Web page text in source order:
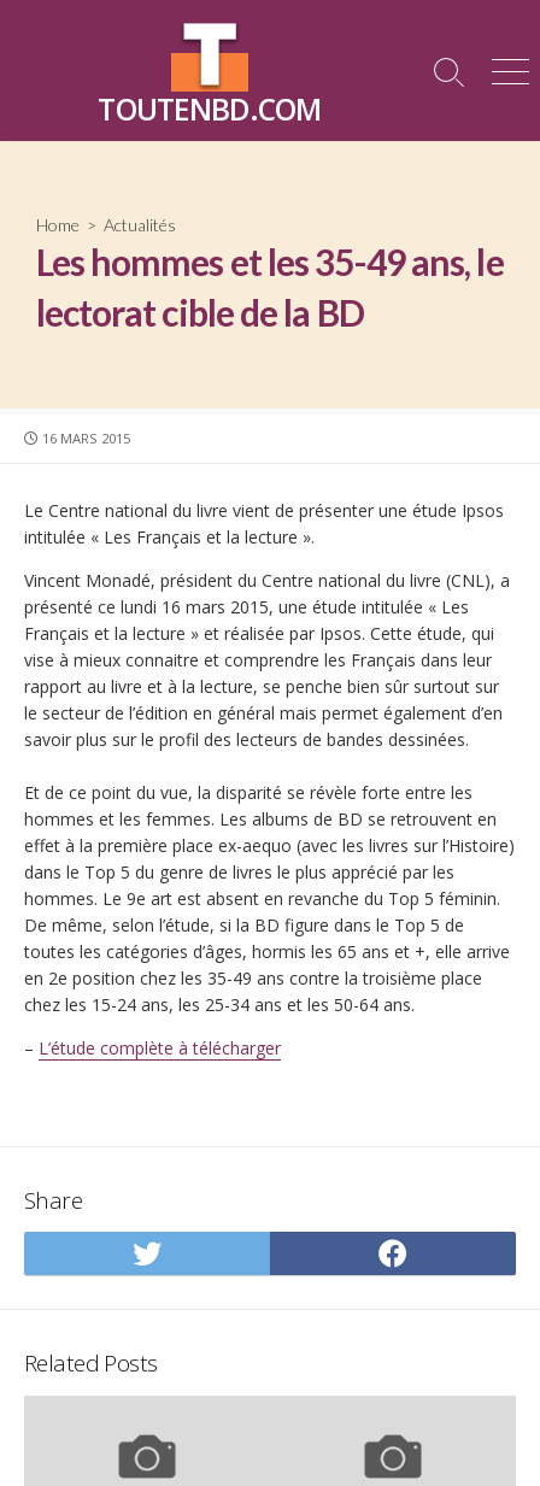
TOUTENBD.COM
Search
Home > Actualités
Les hommes et les 35-49 ans, le
lectorat cible de la BD
PUBLISHED
16 MARS 2015
Le Centre national du livre vient de présenter une étude Ipsos
intitulée « Les Français et la lecture ».
Vincent Monadé, président du Centre national du livre (CNL), a
présenté ce lundi 16 mars 2015, une étude intitulée « Les
Français et la lecture » et réalisée par Ipsos. Cette étude, qui
vise à mieux connaitre et comprendre les Français dans leur
rapport au livre et à la lecture, se penche bien sûr surtout sur
le secteur de l’édition en général mais permet également d’en
savoir plus sur le profil des lecteurs de bandes dessinées.
Et de ce point du vue, la disparité se révèle forte entre les
hommes et les femmes. Les albums de BD se retrouvent en
effet à la première place ex-aequo (avec les livres sur l’Histoire)
dans le Top 5 du genre de livres le plus apprécié par les
hommes. Le 9e art est absent en revanche du Top 5 féminin.
De même, selon l’étude, si la BD figure dans le Top 5 de
toutes les catégories d’âges, hormis les 65 ans et +, elle arrive
en 2e position chez les 35-49 ans contre la troisième place
chez les 15-24 ans, les 25-34 ans et les 50-64 ans.
– L’étude complète à télécharger
Share
Share
on
on
Related Posts